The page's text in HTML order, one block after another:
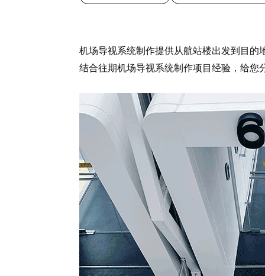
机场导视系统制作提供从航站楼出发到目
结合往期机场导视系统制作项目经验，给